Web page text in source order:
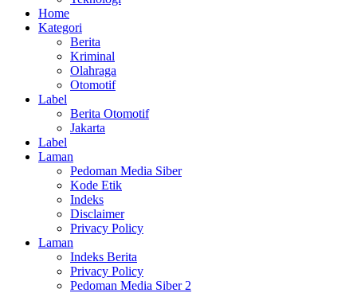
Home
Kategori
Berita
Kriminal
Olahraga
Otomotif
Label
Berita Otomotif
Jakarta
Label
Laman
Pedoman Media Siber
Kode Etik
Indeks
Disclaimer
Privacy Policy
Laman
Indeks Berita
Privacy Policy
Pedoman Media Siber 2